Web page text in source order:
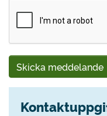
Skicka meddelande